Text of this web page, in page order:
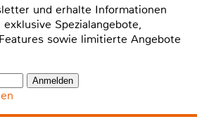
und erhalte Informationen
Spezialangebote,
sowie limitierte Angebote